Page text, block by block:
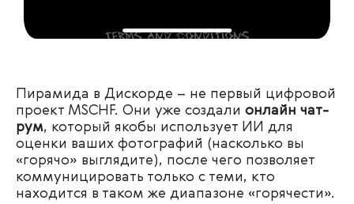
Пирамида в Дискорде – не первый цифровой
проект MSCHF. Они уже создали онлайн чат-
рум, который якобы использует ИИ для
оценки ваших фотографий (насколько вы
«горячо» выглядите), после чего позволяет
коммуницировать только с теми, кто
находится в таком же диапазоне «горячести».